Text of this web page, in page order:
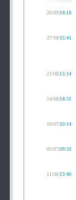
20/09|14:18
27/08|15:41
21/08|15:14
14/08|14:31
10/07|10:14
05/07|09:33
11/06|13:40